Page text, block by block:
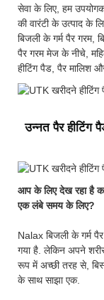
सेवा के लिए, हम
की वारंटी के उत्पाद के
बिजली के गर्म पैर गरम,
पैर गरम मेज के नीचे,
हीटिंग पैड, पैर मालिश
उन्नत पैर हीटिंग
आप के लिए देख रहा है
एक लंबे समय के लिए?
Nalax बिजली के गर्म
गया है. लेकिन अपने
रूप में अच्छी तरह से,
के साथ साझा एक.